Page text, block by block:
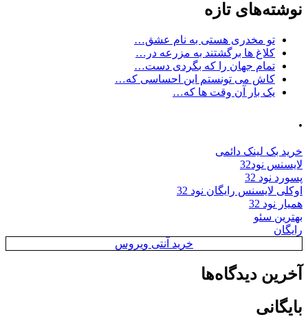
نوشته‌های تازه
تو مخدری هستی به نام عشق…
کلاغ ها برگشتند به مزرعه در…
تمام جهان را که بگردی دست…
کاش می تونستم این احساسی که…
یک بار آن وقت ها که…
.
خرید بک لینک دائمی
لایسنس نود32
پسورد نود 32
اوکلی لایسنس رایگان نود 32
همیار نود 32
بهترین سئو
رایگان
خرید آنتی ویروس
آخرین دیدگاه‌ها
بایگانی